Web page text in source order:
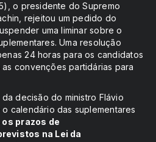
o presidente do Supremo
rejeitou um pedido do
uma liminar sobre o
Uma resolução
24 horas para os candidatos
convenções partidárias para
decisão do ministro Flávio
calendário das suplementares
prazos de
na Lei da